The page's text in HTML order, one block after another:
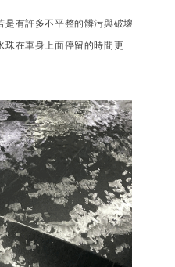
有許多不平整的髒污與破壞
在車身上面停留的時間更